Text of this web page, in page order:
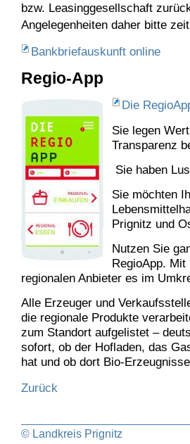
bzw. Leasinggesellschaft
Angelegenheiten daher bitte
Bankbriefauskunft online
Regio-App
Die
Sie legen
Transparenz
Sie haben
Sie möchten
Prignitz und
Nutzen Sie
RegioApp.
regionalen Anbieter es im
Alle Erzeuger und
die regionale Produkte
zum Standort aufgelistet –
sofort, ob der Hofladen, das
hat und ob dort Bio-
Zurück
© Landkreis Prignitz